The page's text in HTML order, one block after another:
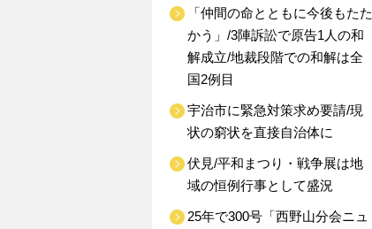
「仲間の命とともに今後もたた
かう」/3陣訴訟で原告1人の和
解成立/地裁段階での和解は全
国2例目
宇治市に緊急対策求め要請/現
状の窮状を直接自治体に
伏見/平和まつり・戦争展は地
域の恒例行事として盛況
25年で300号「西野山分会ニュ